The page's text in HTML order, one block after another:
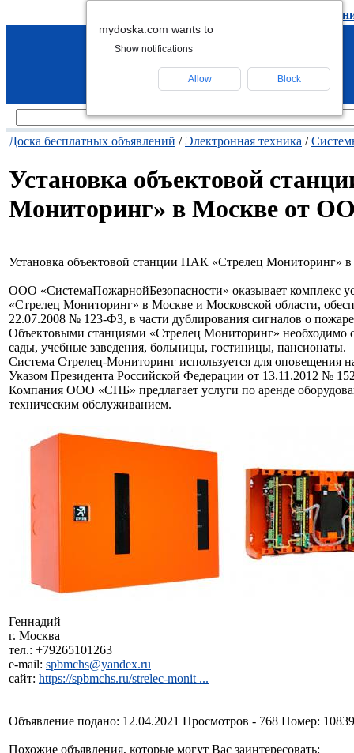
удалить
Доска бесплатных объявлений /Электронная техника /
Установка объектовой
Мониторинг» в Москве от
Установка объектовой станции ПАК «Стрелец
ООО «СистемаПожарнойБезопасности» оказывает комплекс
«Стрелец Мониторинг» в Москве и Московской области,
22.07.2008 № 123-ФЗ, в части дублирования сигналов о
Объектовыми станциями «Стрелец Мониторинг» необходимо
сады, учебные заведения, больницы, гостиницы, пансионаты.
Система Стрелец-Мониторинг используется для оповещения
Указом Президента Российской Федерации от 13.11.2012 №
Компания ООО «СПБ» предлагает услуги по аренде
техническим обслуживанием.
Геннадий
г. Москва
тел.: +79265101263
e-mail: spbmchs@yandex.ru
сайт: https://spbmchs.ru/strelec-monit ...
Объявление подано: 12.04.2021 Просмотров - 768 Номер:
Похожие объявления, которые могут Вас заинтересовать:
mydoska.com wants to
Show notifications
Allow Block